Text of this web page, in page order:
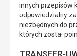
innych przepisów
odpowiedzialny
niezbędnych do
których został
TRANSFER-